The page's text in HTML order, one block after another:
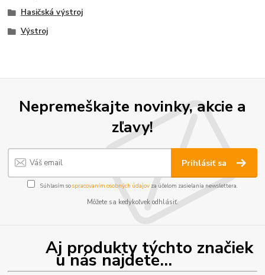
Hasičská výstroj
Výstroj
Nepremeškajte novinky, akcie a
zľavy!
Prihlásiť sa
Súhlasím sospracovaním osobných údajov za účelom zasielania newslettera.
Môžete sa kedykoľvek odhlásiť.
Aj produkty týchto značiek
u nás najdete...